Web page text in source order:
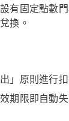
有固定點數
換。
」原則進行
期限即自動